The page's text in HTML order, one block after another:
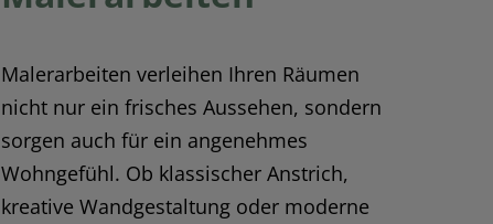
Malerarbeiten verleihen Ihren Räumen
nicht nur ein frisches Aussehen, sondern
sorgen auch für ein angenehmes
Wohngefühl. Ob klassischer Anstrich,
kreative Wandgestaltung oder moderne